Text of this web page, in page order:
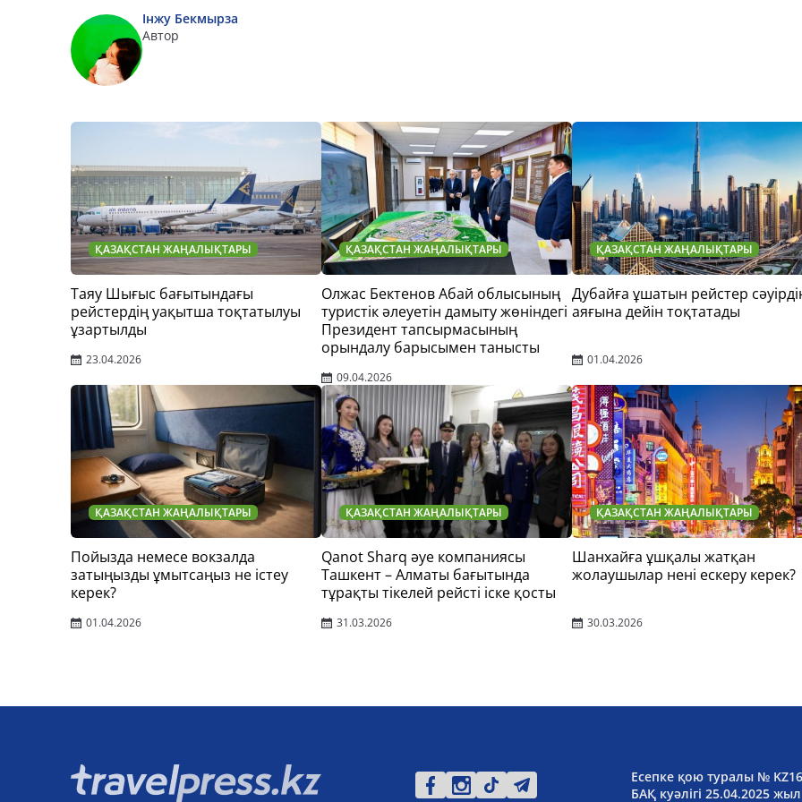
Інжу Бекмырза
Автор
ҚАЗАҚСТАН ЖАҢАЛЫҚТАРЫ
Таяу Шығыс бағытындағы
рейстердің уақытша тоқтатылуы
ұзартылды
23.04.2026
ҚАЗАҚСТАН ЖАҢАЛЫҚТАРЫ
Олжас Бектенов Абай облысының
туристік әлеуетін дамыту жөніндегі
Президент тапсырмасының
орындалу барысымен танысты
09.04.2026
ҚАЗАҚСТАН ЖАҢАЛЫҚТАРЫ
Дубайға ұшатын рейстер
аяғына дейін тоқтатады
01.04.2026
ҚАЗАҚСТАН ЖАҢАЛЫҚТАРЫ
Пойызда немесе вокзалда
затыңызды ұмытсаңыз не істеу
керек?
01.04.2026
ҚАЗАҚСТАН ЖАҢАЛЫҚТАРЫ
Qanot Sharq әуе компаниясы
Ташкент – Алматы бағытында
тұрақты тікелей рейсті іске қосты
31.03.2026
ҚАЗАҚСТАН ЖАҢАЛЫҚТАРЫ
Шанхайға ұшқалы жатқан
жолаушылар нені ескеру керек?
30.03.2026
Есепке қою туралы №
БАҚ куәлігі 25.04.2025